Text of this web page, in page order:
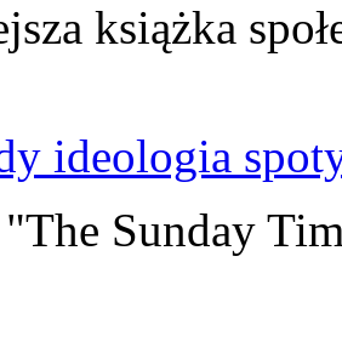
książka
ideologia
Sunday